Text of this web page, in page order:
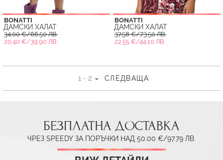
BONATTI
ДАМСКИ ХАЛАТ
34.00 €/66.50 ЛВ.
20.40 €/39.90 ЛВ.
BONATTI
ДАМСКИ ХАЛАТ
37.58 €/73.50 ЛВ.
22.55 €/44.10 ЛВ.
1 - 2 СЛЕДВАЩА
БЕЗПЛАТНА ДОСТАВКА
ЧРЕЗ SPEEDY ЗА ПОРЪЧКИ НАД 50.00 €/97.79 ЛВ.